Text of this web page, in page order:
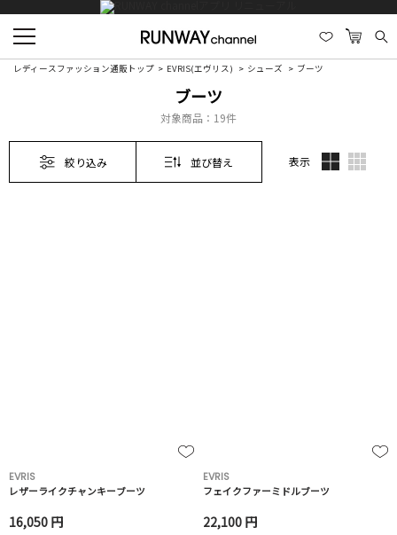
レディースファッション通販トップ EVRIS(エヴリス) シューズ ブーツ
ブーツ
対象商品： 19件
絞り込み 並び替え 表示
EVRIS
レザーライクチャンキーブーツ
16,050 円
EVRIS
フェイクファーミドルブーツ
22,100 円